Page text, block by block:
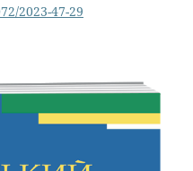
2023-47-29